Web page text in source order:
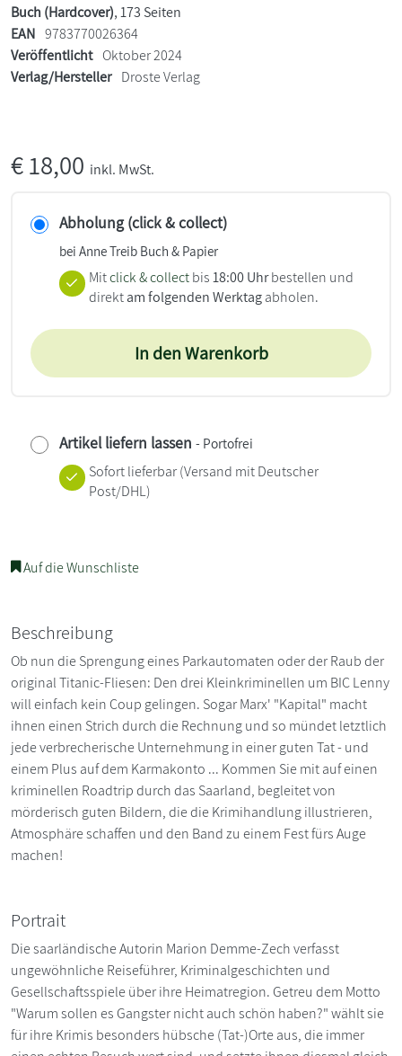
Buch (Hardcover), 173 Seiten
EAN 9783770026364
Veröffentlicht Oktober 2024
Verlag/Hersteller Droste Verlag
€18,00 inkl. MwSt.
Abholung (click & collect)
bei Anne Treib Buch & Papier
Mitclick & collect bis18:00 Uhrbestellen und
direktam folgenden Werktagabholen.
In den Warenkorb
Artikel liefern lassen - Portofrei
Sofort lieferbar(Versand mit Deutscher
Post/DHL)
Auf die Wunschliste
Beschreibung
Ob nun die Sprengung eines Parkautomaten oder der Raub der
original Titanic-Fliesen: Den drei Kleinkriminellen um BIC Lenny
will einfach kein Coup gelingen. Sogar Marx' "Kapital" macht
ihnen einen Strich durch die Rechnung und so mündet letztlich
jede verbrecherische Unternehmung in einer guten Tat - und
einem Plus auf dem Karmakonto ... Kommen Sie mit auf einen
kriminellen Roadtrip durch das Saarland, begleitet von
mörderisch guten Bildern, die die Krimihandlung illustrieren,
Atmosphäre schaffen und den Band zu einem Fest fürs Auge
machen!
Portrait
Die saarländische Autorin Marion Demme-Zech verfasst
ungewöhnliche Reiseführer, Kriminalgeschichten und
Gesellschaftsspiele über ihre Heimatregion. Getreu dem Motto
"Warum sollen es Gangster nicht auch schön haben?" wählt sie
für ihre Krimis besonders hübsche (Tat-)Orte aus, die immer